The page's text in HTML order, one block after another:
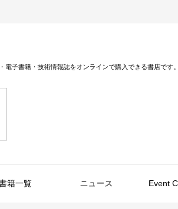
電子書籍・技術情報誌をオンラインで購入できる書店です。
籍一覧 ニュース Event